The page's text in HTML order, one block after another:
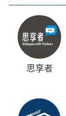
思享者